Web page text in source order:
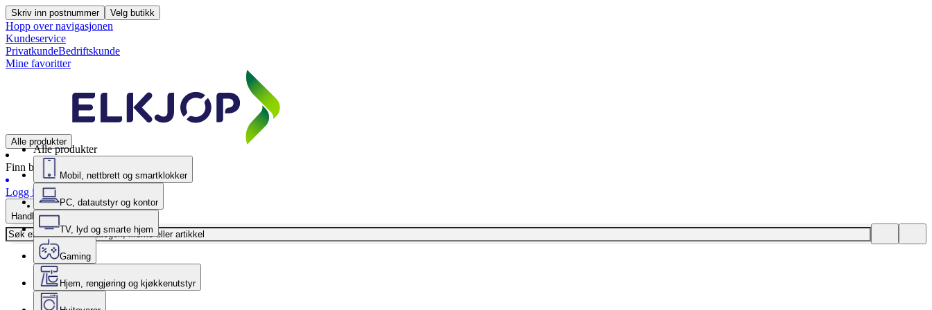
Skriv inn postnummer Velg butikk
Hopp over navigasjonen
Kundeservice
PrivatkundeBedriftskunde
Mine favoritter
Alle produkter
Finn butikk
Logg inn
Handlekurv
Alle produkter
Mobil, nettbrett og smartklokker
PC, datautstyr og kontor
TV, lyd og smarte hjem
Gaming
Hjem, rengjøring og kjøkkenutstyr